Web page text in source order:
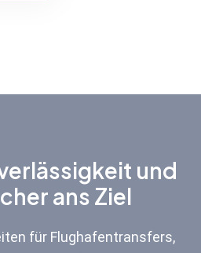
und
ans Ziel
für Flughafentransfers,